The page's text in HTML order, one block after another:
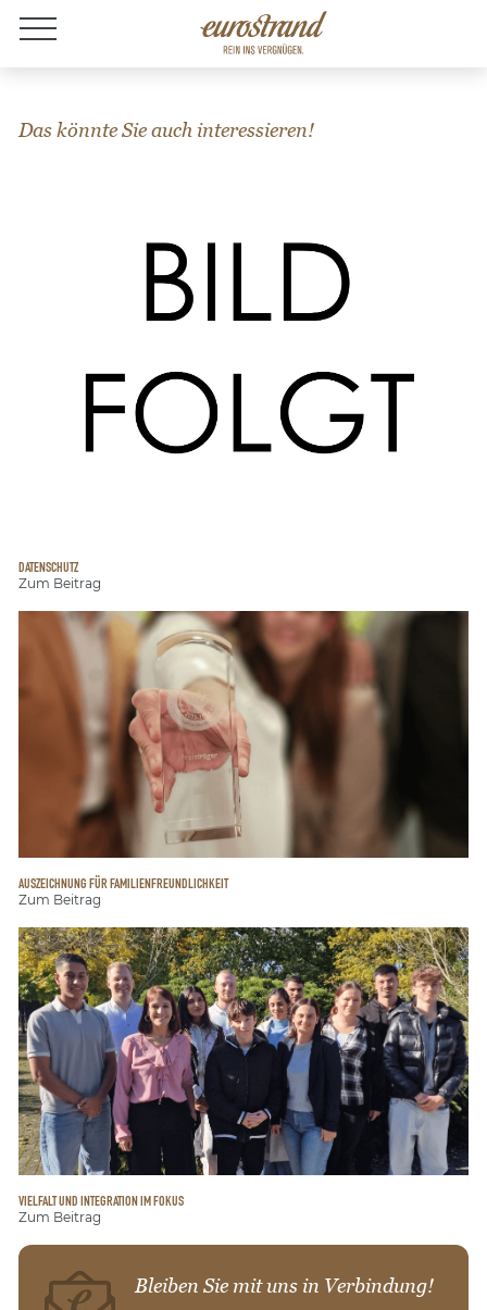
Jobs
Das könnte Sie auch interessieren!
DATENSCHUTZ
Zum Beitrag
AUSZEICHNUNG FÜR FAMILIENFREUNDLICHKEIT
Zum Beitrag
VIELFALT UND INTEGRATION IM FOKUS
Zum Beitrag
Bleiben Sie mit uns in Verbindung!